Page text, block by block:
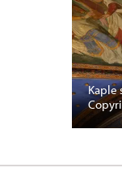
Kaple